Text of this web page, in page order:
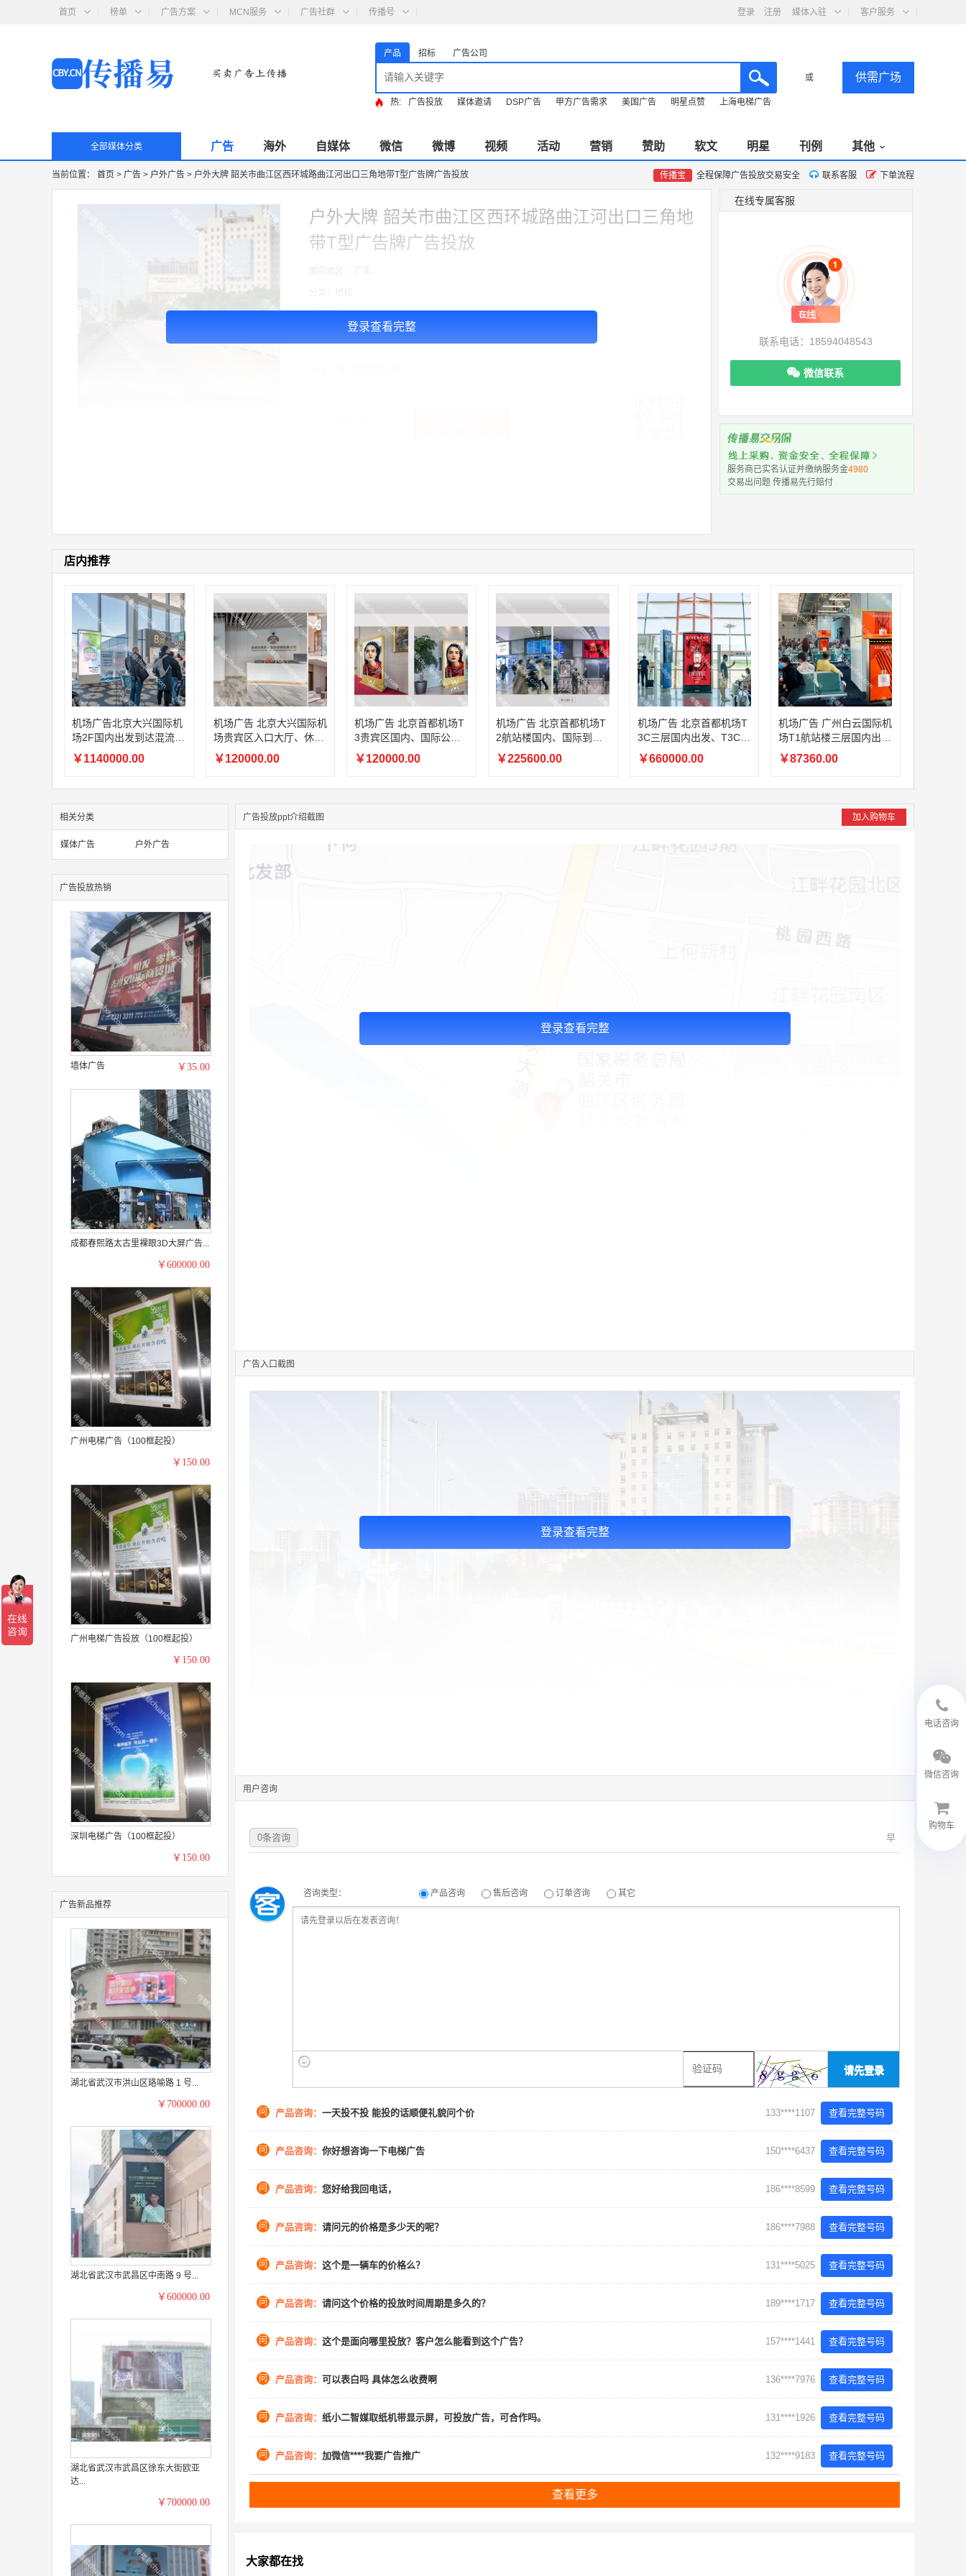
首页 榜单 广告方案 MCN服务 广告社群 传播号 登录 注册 媒体入驻 客户服务
产品 招标 广告公司
或 供需广场
热: 广告投放 媒体邀请 DSP广告 甲方广告需求 美国广告 明星点赞 上海电梯广告
全部媒体分类 广告 海外 自媒体 微信 微博 视频 活动 营销 赞助 软文 明星 刊例 其他
当前位置： 首页 > 广告 > 户外广告 > 户外大牌 韶关市曲江区西环城路曲江河出口三角地带T型广告牌广告投放 传播宝 全程保障广告投放交易安全 联系客服 下单流程
登录查看完整
户外大牌 韶关市曲江区西环城路曲江河出口三角地
带T型广告牌广告投放
05:24:34
186****8762
联系了该媒体所在商家
06:11:20
166****9198
联系了该媒体所在商家
05:17:23
182****1341
联系了该媒体所在商家
03:00:41 153****4020
联系了该媒体所在商家
08:52:47
155****6115
联系了该媒体所在商家
03:27:46 181****7631
联系了该媒体所在商家
03:18:49
联系了该媒体所在商家
03:20:56 156****3374 联系了该媒体所在商家
03:42:33 158****0746
联系了该媒体所在商家
01:59:39 189****2617 联系了该媒体所在商家
04:12:36 181****8167 联系了该媒体所在商家
在线专属客服
联系电话：18594048543
微信联系
服务商已实名认证并缴纳服务金4980
交易出问题 传播易先行赔付
店内推荐
机场广告北京大兴国际机
场2F国内出发到达混流
区、1F国内远机位出发候
机区LED刷屏广告
￥1140000.00
机场广告 北京大兴国际机
场贵宾区入口大厅、休息
区、通道以及餐厅区域电
子刷屏广告
￥120000.00
机场广告 北京首都机场T
3贵宾区国内、国际公共
区域电子刷屏广告
￥120000.00
机场广告 北京首都机场T
2航站楼国内、国际到达
出口上方LED大屏广告
￥225600.00
机场广告 北京首都机场T
3C三层国内出发、T3C二
层国内夹层、T3C一层国
内远机位出发，T3D二层
￥660000.00
机场广告 广州白云国际机
场T1航站楼三层国内出
发、一层国内中转、出发
及主楼到达厅机场电视广
￥87360.00
相关分类
媒体广告 户外广告
广告投放热销
墙体广告 ￥35.00
成都春熙路太古里裸眼3D大屏广告...
￥600000.00
广州电梯广告（100框起投）
￥150.00
广州电梯广告投放（100框起投）
￥150.00
深圳电梯广告（100框起投）
￥150.00
广告新品推荐
湖北省武汉市洪山区珞喻路 1 号...
￥700000.00
湖北省武汉市武昌区中南路 9 号...
￥600000.00
湖北省武汉市武昌区徐东大街欧亚
达...
￥700000.00
广告投放ppt介绍截图 加入购物车
登录查看完整
广告入口截图
登录查看完整
用户咨询
早
0条咨询
咨询类型： 产品咨询 售后咨询 订单咨询 其它
请先登录
问 产品咨询： 一天投不投 能投的话顺便礼貌问个价 133****1107 查看完整号码
问 产品咨询： 你好想咨询一下电梯广告 150****6437 查看完整号码
问 产品咨询： 您好给我回电话， 186****8599 查看完整号码
问 产品咨询： 请问元的价格是多少天的呢？ 186****7988 查看完整号码
问 产品咨询： 这个是一辆车的价格么？ 131****5025 查看完整号码
问 产品咨询： 请问这个价格的投放时间周期是多久的？ 189****1717 查看完整号码
问 产品咨询： 这个是面向哪里投放？客户怎么能看到这个广告？ 157****1441 查看完整号码
问 产品咨询： 可以表白吗 具体怎么收费啊 136****7976 查看完整号码
问 产品咨询： 纸小二智媒取纸机带显示屏，可投放广告，可合作吗。 131****1926 查看完整号码
问 产品咨询： 加微信****我要广告推广 132****9183 查看完整号码
查看更多
大家都在找
电话咨询
微信咨询
购物车